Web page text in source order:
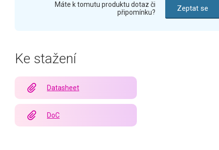
Máte k tomutu produktu dotaz či
připomínku?
Zeptat se
Ke stažení
Datasheet
DoC